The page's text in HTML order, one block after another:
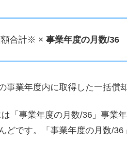
額合計※ × 事業年度の月数/36
事業年度内に取得した一括償
「事業年度の月数/36」事業
どです。「事業年度の月数/36